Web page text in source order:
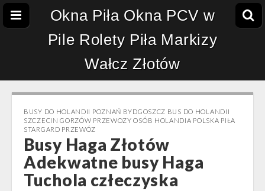
Okna Piła Okna PCV w
Pile Rolety Piła Markizy
Wałcz Złotów
BUSY DO HOLANDII POZNAŃ BYDGOSZCZ BUS DO HOLANDII
SZCZECIN GORZÓW PRZEWOZY OSÓB HOLANDIA POLSKA PIŁA
STARGARD PRZEWÓZ
Busy Haga Złotów
Adekwatne busy Haga
Tuchola człeczyska